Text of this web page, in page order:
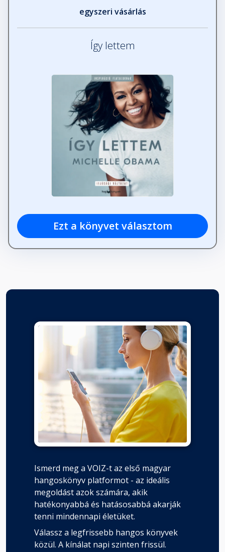
egyszeri vásárlás
Így lettem
Ezt a könyvet választom
Ismerd meg a VOIZ-t az első magyar
hangoskönyv platformot - az ideális
megoldást azok számára, akik
hatékonyabbá és hatásosabbá akarják
tenni mindennapi életüket.
Válassz a legfrissebb hangos könyvek
közül. A kínálat napi szinten frissül.